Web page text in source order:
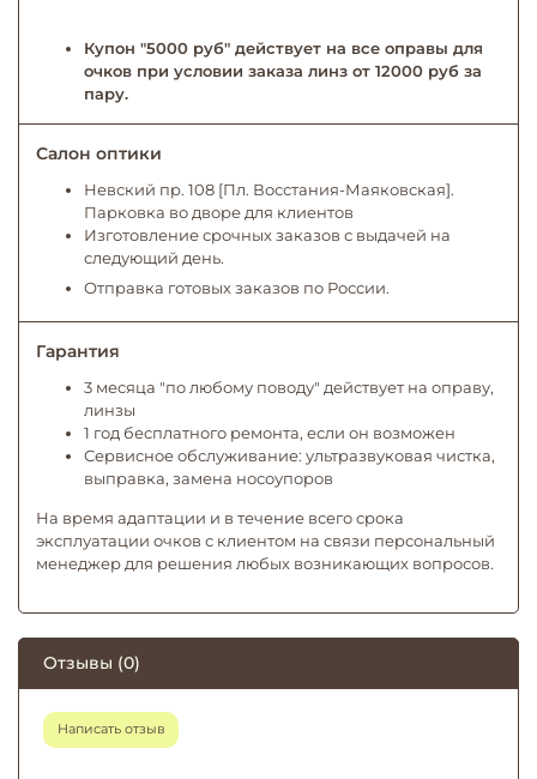
Купон "5000 руб" действует на все оправы для
очков при условии заказа линз от 12000 руб за
пару.
Салон оптики
Невский пр. 108 [Пл. Восстания-Маяковская].
Парковка во дворе для клиентов
Изготовление срочных заказов с выдачей на
следующий день.
Отправка готовых заказов по России.
Гарантия
3 месяца "по любому поводу" действует на оправу,
линзы
1 год бесплатного ремонта, если он возможен
Сервисное обслуживание: ультразвуковая чистка,
выправка, замена носоупоров
На время адаптации и в течение всего срока
эксплуатации очков с клиентом на связи персональный
менеджер для решения любых возникающих вопросов.
Отзывы (0)
Написать отзыв